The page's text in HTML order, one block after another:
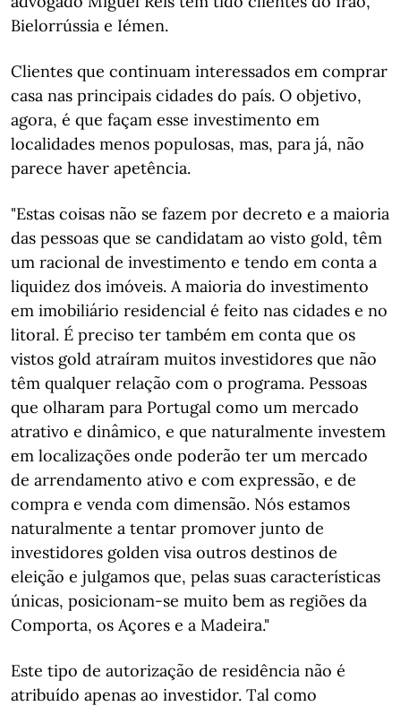
Bielorrússia e Iémen.
Clientes que continuam interessados em comprar
casa nas principais cidades do país. O objetivo,
agora, é que façam esse investimento em
localidades menos populosas, mas, para já, não
parece haver apetência.
"Estas coisas não se fazem por decreto e a maioria
das pessoas que se candidatam ao visto gold, têm
um racional de investimento e tendo em conta a
liquidez dos imóveis. A maioria do investimento
em imobiliário residencial é feito nas cidades e no
litoral. É preciso ter também em conta que os
vistos gold atraíram muitos investidores que não
têm qualquer relação com o programa. Pessoas
que olharam para Portugal como um mercado
atrativo e dinâmico, e que naturalmente investem
em localizações onde poderão ter um mercado
de arrendamento ativo e com expressão, e de
compra e venda com dimensão. Nós estamos
naturalmente a tentar promover junto de
investidores golden visa outros destinos de
eleição e julgamos que, pelas suas características
únicas, posicionam-se muito bem as regiões da
Comporta, os Açores e a Madeira."
Este tipo de autorização de residência não é
atribuído apenas ao investidor. Tal como